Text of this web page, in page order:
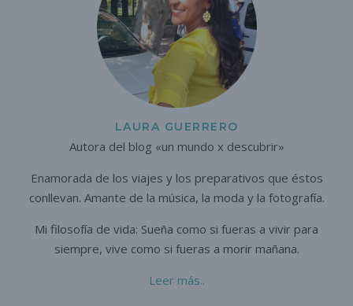
LAURA GUERRERO
Autora del blog «un mundo x descubrir»
Enamorada de los viajes y los preparativos que éstos
conllevan. Amante de la música, la moda y la fotografía.
Mi filosofía de vida: Sueña como si fueras a vivir para
siempre, vive como si fueras a morir mañana.
Leer más..